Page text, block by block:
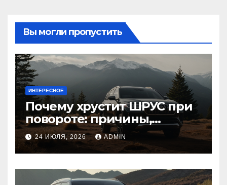
Вы могли пропустить
ИНТЕРЕСНОЕ
Почему хрустит ШРУС при
повороте: причины,
диагностика
24 ИЮЛЯ, 2026 ADMIN